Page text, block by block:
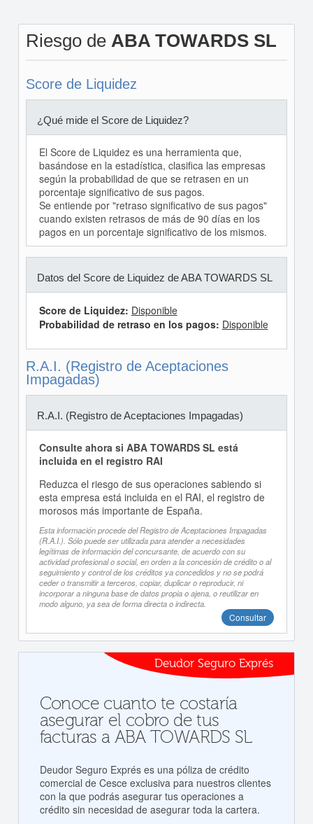
Riesgo de ABA TOWARDS SL
Score de Liquidez
¿Qué mide el Score de Liquidez?
El Score de Liquidez es una herramienta que,
basándose en la estadística, clasifica las empresas
según la probabilidad de que se retrasen en un
porcentaje significativo de sus pagos.
Se entiende por "retraso significativo de sus pagos"
cuando existen retrasos de más de 90 días en los
pagos en un porcentaje significativo de los mismos.
Datos del Score de Liquidez de ABA TOWARDS SL
Score de Liquidez: Disponible
Probabilidad de retraso en los pagos: Disponible
R.A.I. (Registro de Aceptaciones
Impagadas)
R.A.I. (Registro de Aceptaciones Impagadas)
Consulte ahora si ABA TOWARDS SL está
incluida en el registro RAI
Reduzca el riesgo de sus operaciones sabiendo si
esta empresa está incluida en el RAI, el registro de
morosos más importante de España.
Esta información procede del Registro de Aceptaciones Impagadas
(R.A.I.). Sólo puede ser utilizada para atender a necesidades
legítimas de información del concursante, de acuerdo con su
actividad profesional o social, en orden a la concesión de crédito o al
seguimiento y control de los créditos ya concedidos y no se podrá
ceder o transmitir a terceros, copiar, duplicar o reproducir, ni
incorporar a ninguna base de datos propia o ajena, o reutilizar en
modo alguno, ya sea de forma directa o indirecta.
Consultar
Deudor Seguro Exprés
Conoce cuanto te costaría
asegurar el cobro de tus
facturas a ABA TOWARDS SL
Deudor Seguro Exprés es una póliza de crédito
comercial de Cesce exclusiva para nuestros clientes
con la que podrás asegurar tus operaciones a
crédito sin necesidad de asegurar toda la cartera.